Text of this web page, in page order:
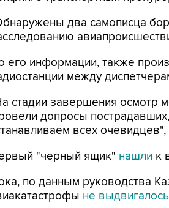
два самописца
его информации, также
между
стадии завершения осмотр
допросы
всех
"черный ящик" нашли к
по данным руководства
не выдвигалось